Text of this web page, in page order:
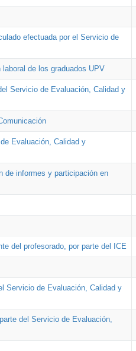
efectuada por el Servicio de
de los graduados UPV
Servicio de Evaluación, Calidad y
Evaluación, Calidad y
de informes y participación en
del profesorado, por parte del ICE
Servicio de Evaluación, Calidad y
del Servicio de Evaluación,